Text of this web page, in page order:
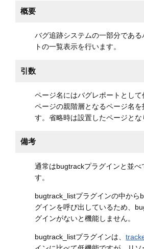
概要
バグ追跡システムの一部分である
トの一覧表示を行います。
引数
ページ名にはバグレポートとして
ページの親階層となるページ名を
す。省略時は設置したページとな
備考
通常はbugtrackプラグインと並べ
す。
bugtrack_listプラグインの中から
グインを呼び出しているため、
グインがないと機能しません。
bugtrack_listプラグインは、